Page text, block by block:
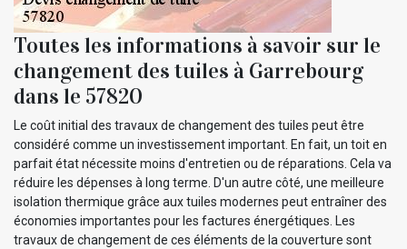
Toutes les informations à savoir sur le
changement des tuiles à Garrebourg
dans le 57820
Le coût initial des travaux de changement des tuiles peut être
considéré comme un investissement important. En fait, un toit en
parfait état nécessite moins d'entretien ou de réparations. Cela va
réduire les dépenses à long terme. D'un autre côté, une meilleure
isolation thermique grâce aux tuiles modernes peut entraîner des
économies importantes pour les factures énergétiques. Les
travaux de changement de ces éléments de la couverture sont